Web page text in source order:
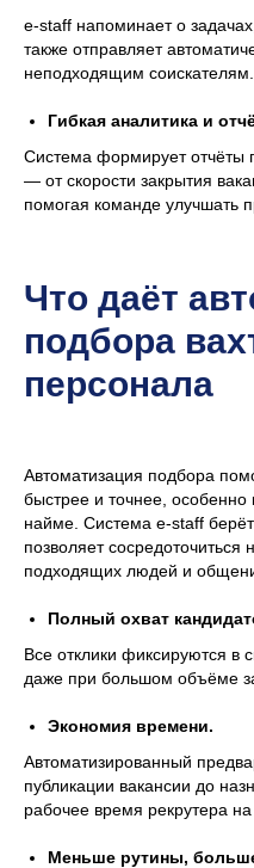
e-staff напоминает о
также отправляет
неподходящим соискателям.
Гибкая аналитика и
Система формирует отчёты
— от скорости закрытия
помогая команде улучшать
Что даёт
подбора
персонала
Автоматизация подбора
быстрее и точнее, особенно
найме. Система e-staff
позволяет
подходящих людей и
Полный охват
Все отклики фиксируются в
даже при большом объёме
Экономия времени.
Автоматизированный
публикации вакансии до
рабочее время рекрутера на
Меньше рутины,